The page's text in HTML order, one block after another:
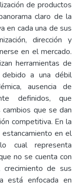
de productos
claro de la
en cada una de sus
dirección y
en el mercado.
herramientas de
a una débil
ausencia de
definidos, que
que se dan
competitiva. En la
estancamiento en el
cual representa
no se cuenta con
de sus
está enfocada en